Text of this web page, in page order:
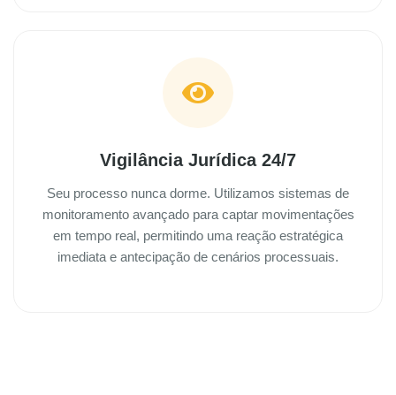
Vigilância Jurídica 24/7
Seu processo nunca dorme. Utilizamos sistemas de
monitoramento avançado para captar movimentações
em tempo real, permitindo uma reação estratégica
imediata e antecipação de cenários processuais.